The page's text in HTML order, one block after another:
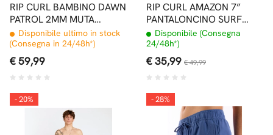
RIP CURL BAMBINO DAWN
PATROL 2MM MUTA
SHORT MANICHE CORTE
LIGHT BLUE
Disponibile ultimo in stock
(Consegna in 24/48h*)
€ 59,99
RIP CURL AMAZON 7”
PANTALONCINO SURF
BLACK
Disponibile (Consegna
24/48h*)
€ 35,99 € 49,99
- 20% - 28%